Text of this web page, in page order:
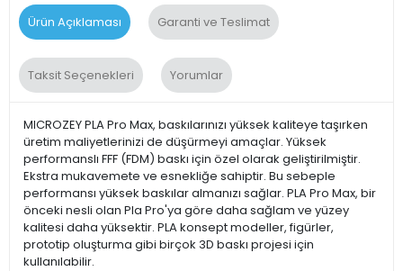
Ürün Açıklaması Garanti ve Teslimat
Taksit Seçenekleri Yorumlar
MICROZEY PLA Pro Max, baskılarınızı yüksek kaliteye taşırken
üretim maliyetlerinizi de düşürmeyi amaçlar. Yüksek
performanslı FFF (FDM) baskı için özel olarak geliştirilmiştir.
Ekstra mukavemete ve esnekliğe sahiptir. Bu sebeple
performansı yüksek baskılar almanızı sağlar. PLA Pro Max, bir
önceki nesli olan Pla Pro'ya göre daha sağlam ve yüzey
kalitesi daha yüksektir. PLA konsept modeller, figürler,
prototip oluşturma gibi birçok 3D baskı projesi için
kullanılabilir.